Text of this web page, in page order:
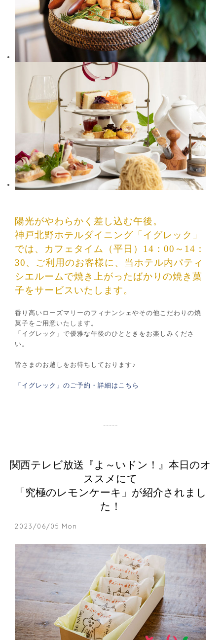
陽光がやわらかく差し込む午後。
神戸北野ホテルダイニング「イグレック」
では、カフェタイム（平日）14：00～14：
30、ご利用のお客様に、当ホテル内パティ
シエルームで焼き上がったばかりの焼き菓
子をサービスいたします。
香り高いローズマリーのフィナンシェやその他こだわりの焼
菓子をご用意いたします。
「イグレック」で優雅な午後のひとときをお楽しみくださ
い。
皆さまのお越しをお待ちしております♪
「イグレック」のご予約・詳細はこちら
関西テレビ放送『よ～いドン！』本日のオ
ススメにて
「究極のレモンケーキ」が紹介されまし
た！
2023/06/05 Mon